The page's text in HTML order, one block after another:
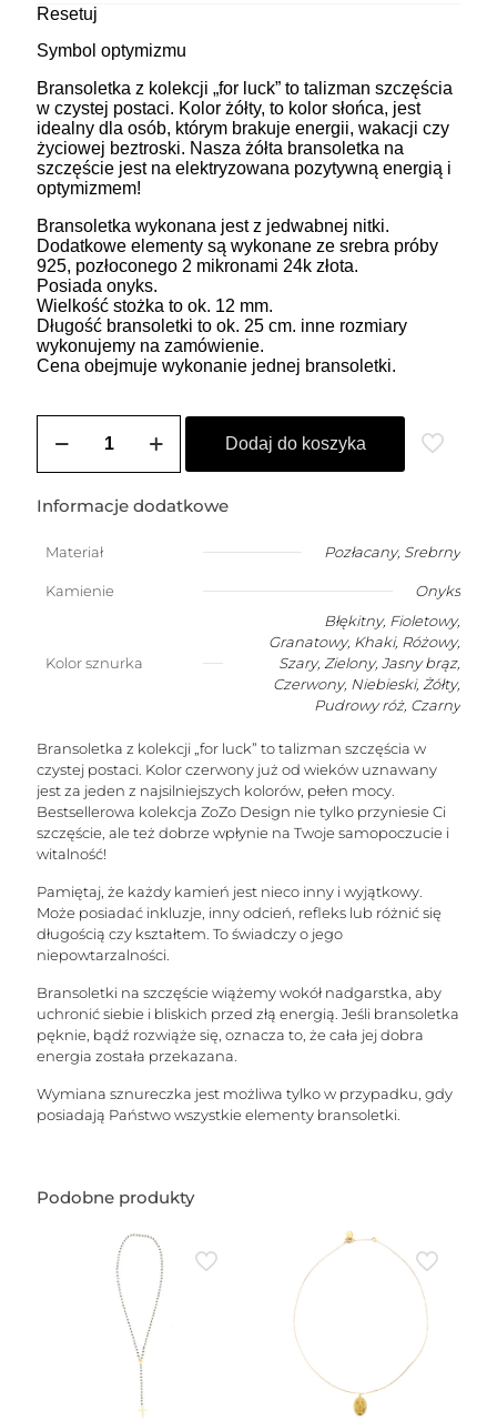
Resetuj
Symbol optymizmu
Bransoletka z kolekcji „for luck” to talizman szczęścia
w czystej postaci. Kolor żółty, to kolor słońca, jest
idealny dla osób, którym brakuje energii, wakacji czy
życiowej beztroski. Nasza żółta bransoletka na
szczęście jest na elektryzowana pozytywną energią i
optymizmem!
Bransoletka wykonana jest z jedwabnej nitki.
Dodatkowe elementy są wykonane ze srebra próby
925, pozłoconego 2 mikronami 24k złota.
Posiada onyks.
Wielkość stożka to ok. 12 mm.
Długość bransoletki to ok. 25 cm. inne rozmiary
wykonujemy na zamówienie.
Cena obejmuje wykonanie jednej bransoletki.
Bransoletka
szczęście
onyksem
w
kształcie
Dodaj do koszyka
Informacje dodatkowe
Materiał Pozłacany, Srebrny
Kamienie Onyks
Kolor sznurka
Błękitny, Fioletowy,
Granatowy, Khaki, Różowy,
Szary, Zielony, Jasny brąz,
Czerwony, Niebieski, Żółty,
Pudrowy róż, Czarny
Bransoletka z kolekcji „for luck” to talizman szczęścia w
czystej postaci. Kolor czerwony już od wieków uznawany
jest za jeden z najsilniejszych kolorów, pełen mocy.
Bestsellerowa kolekcja ZoZo Design nie tylko przyniesie Ci
szczęście, ale też dobrze wpłynie na Twoje samopoczucie i
witalność!
Pamiętaj, że każdy kamień jest nieco inny i wyjątkowy.
Może posiadać inkluzje, inny odcień, refleks lub różnić się
długością czy kształtem. To świadczy o jego
niepowtarzalności.
Bransoletki na szczęście wiążemy wokół nadgarstka, aby
uchronić siebie i bliskich przed złą energią. Jeśli bransoletka
pęknie, bądź rozwiąże się, oznacza to, że cała jej dobra
energia została przekazana.
Wymiana sznureczka jest możliwa tylko w przypadku, gdy
posiadają Państwo wszystkie elementy bransoletki.
Podobne produkty